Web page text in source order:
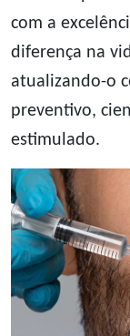
com a
diferença na
atualizando-o
preventivo,
estimulado.